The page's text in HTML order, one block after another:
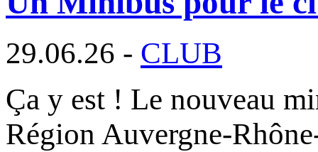
29.06.26 - CLUB
Ça y est ! Le nouveau
Région Auvergne-